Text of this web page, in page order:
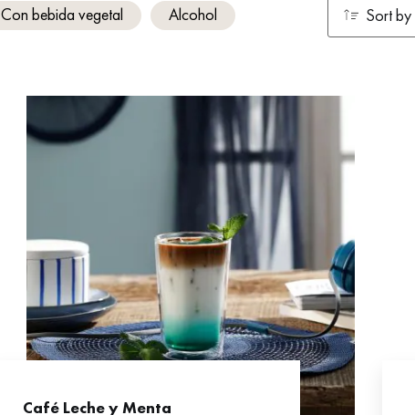
Con bebida vegetal Alcohol
Café Leche y Menta